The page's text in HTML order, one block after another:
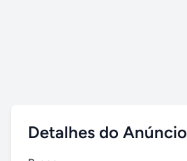
Detalhes do Anúncio